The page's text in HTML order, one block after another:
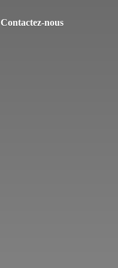
Contactez-nous